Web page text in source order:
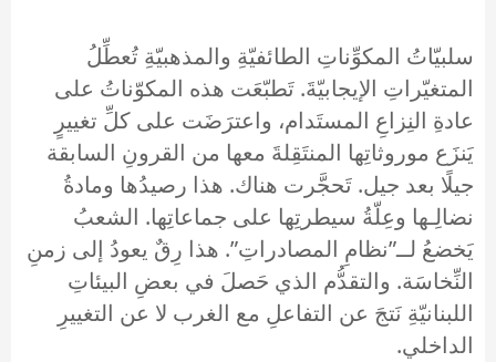
سلبيّاتُ المكوِّناتِ الطائفيّةِ والمذهبيّةِ تُعطِّلُ
المتغيّراتِ الإيجابيّةَ. تَطبّعَت هذه المكوّناتُ على
عادةِ النِزاعِ المستَدام، واعترَضَت على كلِّ تغييرٍ
يَنزَع موروثاتِها المنتَقِلةَ معها من القرونِ السابقة
جيلًا بعد جيل. تَحجَّرت هناك. هذا رصيدُها ومادةُ
نضالِـها وعِلّةُ سيطرتِها على جماعاتِها. الشعبُ
يَخضعُ لــ”نظامِ المصادراتِ”. هذا رِقٌ يعودُ إلى زمنِ
النِّخاسَة. والتقدُّم الذي حَصلَ في بعضِ البيئاتِ
اللبنانيّةِ نَتجَ عن التفاعلِ مع الغرب لا عن التغييرِ
الداخلي.